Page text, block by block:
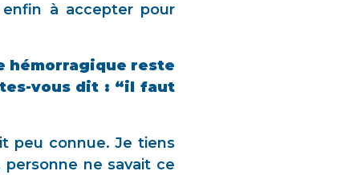
à accepter pour
hémorragique reste
vous dit : “il faut
peu connue. Je tiens
ne savait ce